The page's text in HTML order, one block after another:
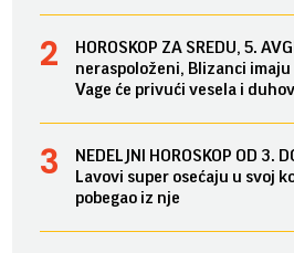
HOROSKOP ZA SREDU, 5.
neraspoloženi, Blizanci imaju
Vage će privući vesela i
NEDELJNI HOROSKOP OD 3.
Lavovi super osećaju u svoj
pobegao iz nje